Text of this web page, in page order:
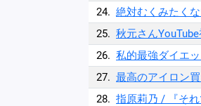
24. 絶対むくみたく
25. 秋元さん
26. 私的最強ダイエ
27. 最高のアイロン
28. 指原莉乃 / 『そ